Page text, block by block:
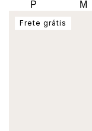
P M
Frete grátis